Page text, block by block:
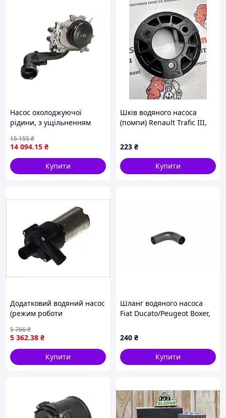
Насос охолоджуючої
рідини, з ущільненням
MODEL (S204), C (W204),
CLS (C218), CLS SHOOTING
BRAKE (X218), E
14 094.15 ₴
15 155₴
Купити
Шків водяного насоса
(помпи) Renault Trafic ІІІ,
223 ₴
Купити
Додатковий водяний насос
(режим роботи
124 (C124), 124 (W124), C T-
MODEL (S202), C (W202),
CLK (A208), CLK
5 362.38 ₴
5 766₴
Купити
Шланг водяного насоса
Fiat Ducato/Peugeot Boxer,
240 ₴
Купити